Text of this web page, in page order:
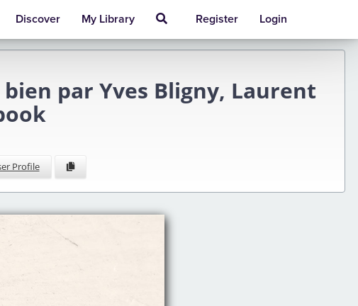
Discover My Library Register Login
par Yves Bligny, Laurent
Profile